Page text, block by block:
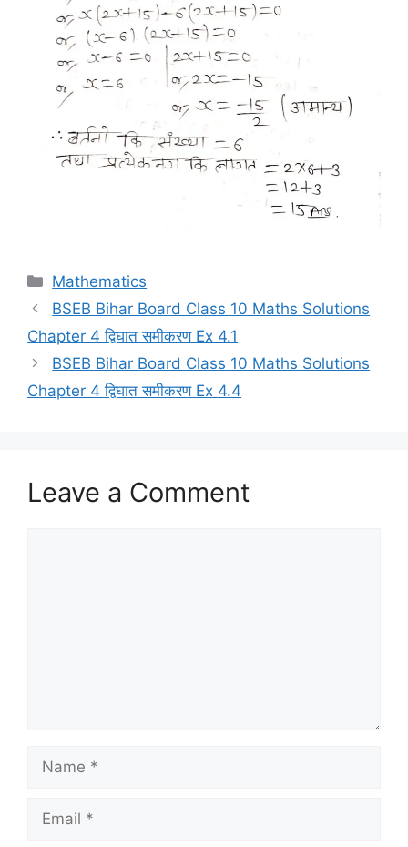
Categories
Mathematics
BSEB Bihar Board Class 10 Maths Solutions
Chapter 4 द्विघात समीकरण Ex 4.1
BSEB Bihar Board Class 10 Maths Solutions
Chapter 4 द्विघात समीकरण Ex 4.4
Leave a Comment